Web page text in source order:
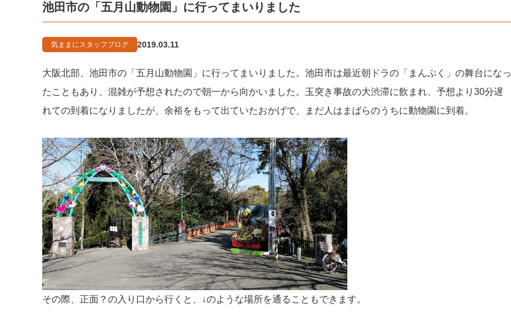
池田市の「五月山動物園」に行ってまいりました
気ままにスタッフブログ 2019.03.11
大阪北部、池田市の「五月山動物園」に行ってまいりました。池田市は最近朝ドラの「まんぷく」の舞台になっ
たこともあり、混雑が予想されたので朝一から向かいました。玉突き事故の大渋滞に飲まれ、予想より30分遅
れての到着になりましたが、余裕をもって出ていたおかげで、まだ人はまばらのうちに動物園に到着。
その際、正面？の入り口から行くと、↓のような場所を通ることもできます。